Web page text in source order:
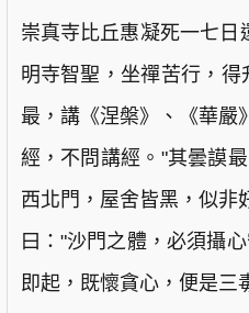
崇真寺比丘惠凝死一七
明寺智聖，坐禪苦行，
最，講《涅槃》、《華嚴
經，不問講經。"其曇謨
西北門，屋舍皆黑，似非
曰："沙門之體，必須攝
即起，既懷貪心，便是三